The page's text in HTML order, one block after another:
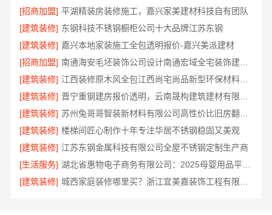
[招商加盟] 平湖精装房装修施工，嘉兴家美建材科技自有团队
[建筑装修] 东钢科技不锈钢橱柜公司十大品牌江苏东钢
[建筑装修] 嘉兴本地家装施工全包透明报价-嘉兴美派建材
[招商加盟]
南通海安毛坯装饰公司设计南通宏域全宅装饰建材有限公司
[建筑装修]
江西装修原木风全包江西尚宅尚品新型环保材料有限公司
[建筑装修]
[建筑装修]
[建筑装修] 楼梯间匠心制作十年专注华居不锈钢稳固又美观
[建筑装修] 江苏东钢金属科技有限公司全屋不锈钢定制生产商
[生活服务]
湖北省惠物电子商务有限公司：2025母婴用品平台优缺点测评
[建筑装修]